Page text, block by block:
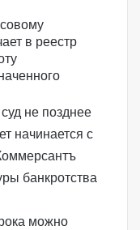
в реестр
не позднее
начинается с
банкротства
можно